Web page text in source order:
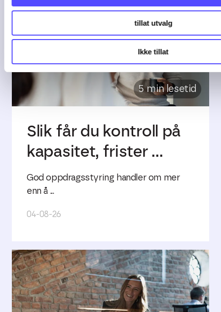
tillat utvalg
Ikke tillat
5 min lesetid
Slik får du kontroll på
kapasitet, frister ...
God oppdragsstyring handler om mer
enn å ...
04-08-26